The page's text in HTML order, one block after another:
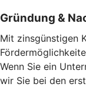
Gründung &
Mit zinsgünstigen
Wenn Sie ein
wir Sie bei den